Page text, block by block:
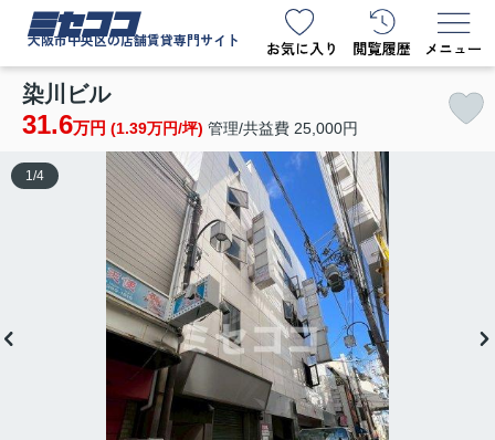
ミセココ
大阪市中央区の店舗賃貸専門サイト
染川ビル
31.6万円 (1.39万円/坪) 管理/共益費 25,000円
1 /4